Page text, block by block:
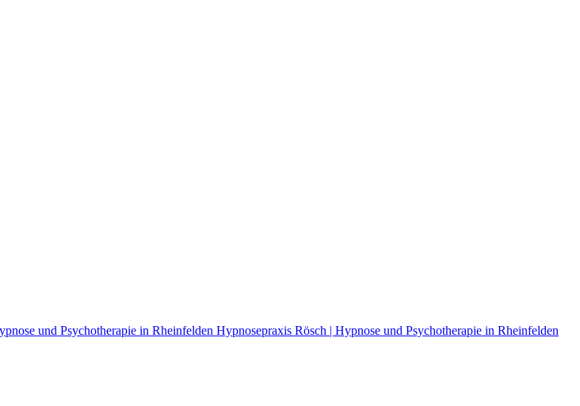
Hypnosepraxis Rösch | Hypnose und Psychotherapie in Rheinfelden